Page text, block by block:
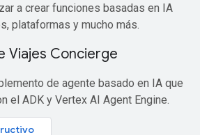
a crear funciones basadas en IA
plataformas y mucho más.
Viajes Concierge
de agente basado en IA que
el ADK y Vertex AI Agent Engine.